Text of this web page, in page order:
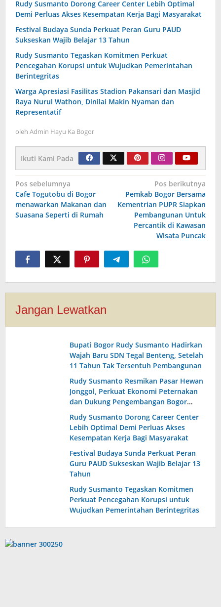
Rudy Susmanto Dorong Career Center Lebih Optimal
Demi Perluas Akses Kesempatan Kerja Bagi Masyarakat
Festival Budaya Sunda Perkuat Peran Guru PAUD
Sukseskan Wajib Belajar 13 Tahun
Rudy Susmanto Tegaskan Komitmen Perkuat
Pencegahan Korupsi untuk Wujudkan Pemerintahan
Berintegritas
Warga Apresiasi Fasilitas Stadion Pakansari dan Masjid
Raya Nurul Wathon, Dinilai Makin Nyaman dan
Representatif
oleh Admin Hayu Ka Bogor
Ikuti Kami Pada
Navigasi
pos
Pos sebelumnya
Cafe Togutobu di Bogor
menawarkan Makanan dan
Suasana Seperti di Rumah
Pos berikutnya
Pemkab Bogor Bersama
Kementrian PUPR Siapkan
Pembangunan Untuk
Percantik di Kawasan
Wisata Puncak
Jangan Lewatkan
Bupati Bogor Rudy Susmanto Hadirkan
Wajah Baru SDN Tegal Benteng, Setelah
11 Tahun Tak Tersentuh Pembangunan
Rudy Susmanto Resmikan Pasar Hewan
Jonggol, Perkuat Ekonomi Peternakan
dan Dukung Pengembangan Bogor
Timur
Rudy Susmanto Dorong Career Center
Lebih Optimal Demi Perluas Akses
Kesempatan Kerja Bagi Masyarakat
Festival Budaya Sunda Perkuat Peran
Guru PAUD Sukseskan Wajib Belajar 13
Tahun
Rudy Susmanto Tegaskan Komitmen
Perkuat Pencegahan Korupsi untuk
Wujudkan Pemerintahan Berintegritas